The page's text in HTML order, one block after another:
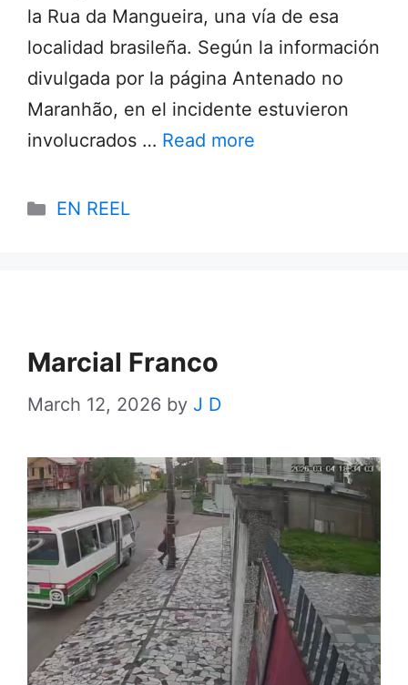
la Rua da Mangueira, una vía de esa
localidad brasileña. Según la información
divulgada por la página Antenado no
Maranhão, en el incidente estuvieron
involucrados … Read more
Categories
EN REEL
Marcial Franco
March 12, 2026 by J D